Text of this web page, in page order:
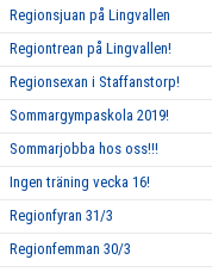
Regionsjuan på Lingvallen
Regiontrean på Lingvallen!
Regionsexan i Staffanstorp!
Sommargympaskola 2019!
Sommarjobba hos oss!!!
Ingen träning vecka 16!
Regionfyran 31/3
Regionfemman 30/3